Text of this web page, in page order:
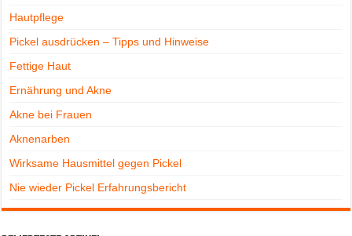
Hautpflege
Pickel ausdrücken – Tipps und Hinweise
Fettige Haut
Ernährung und Akne
Akne bei Frauen
Aknenarben
Wirksame Hausmittel gegen Pickel
Nie wieder Pickel Erfahrungsbericht